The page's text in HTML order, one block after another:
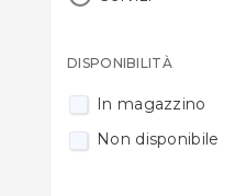
DISPONIBILITÀ
In magazzino
Non disponibile